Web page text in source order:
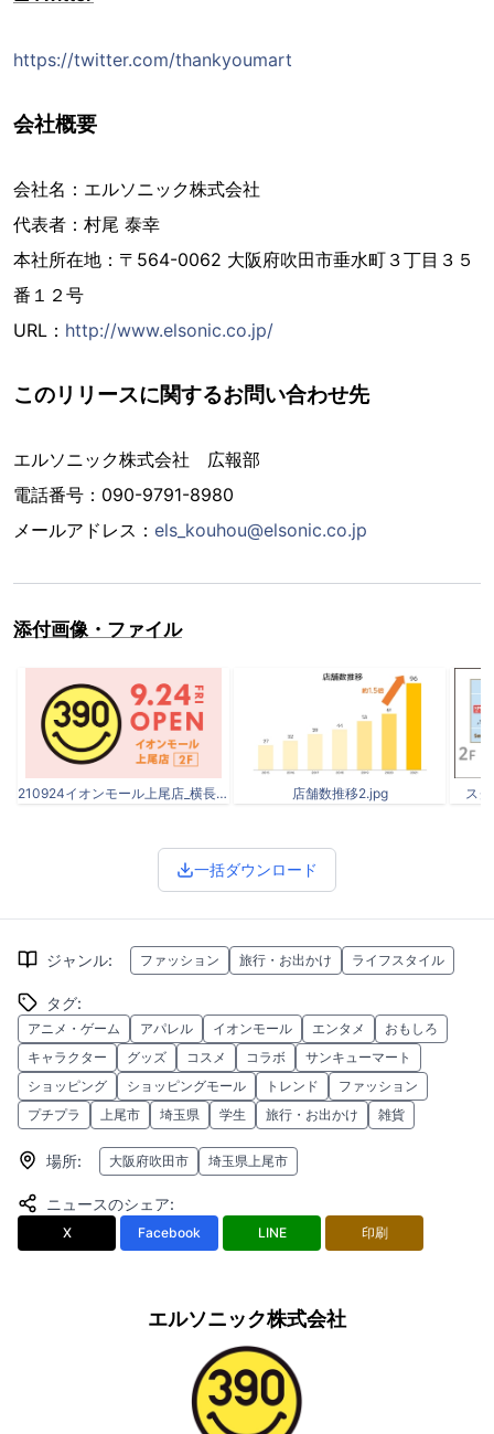
https://twitter.com/thankyoumart
会社概要
会社名：エルソニック株式会社
代表者：村尾 泰幸
本社所在地：〒564-0062 大阪府吹田市垂水町３丁目３５
番１２号
URL： http://www.elsonic.co.jp/
このリリースに関するお問い合わせ先
エルソニック株式会社 広報部
電話番号：090-9791-8980
メールアドレス： els_kouhou@elsonic.co.jp
添付画像・ファイル
210924イオンモール上尾店_横長.png 店舗数推移2.jpg ス
一括ダウンロード
ジャンル: ファッション 旅行・お出かけ ライフスタイル
タグ:
アニメ・ゲーム アパレル イオンモール エンタメ
おもしろ
キャラクター
グッズ コスメ コラボ
サンキューマート
ショッピング
ショッピングモール トレンド
ファッション
プチプラ
上尾市 埼玉県 学生 旅行・お出かけ 雑貨
場所: 大阪府吹田市 埼玉県上尾市
ニュースのシェア:
X Facebook LINE 印刷
エルソニック株式会社